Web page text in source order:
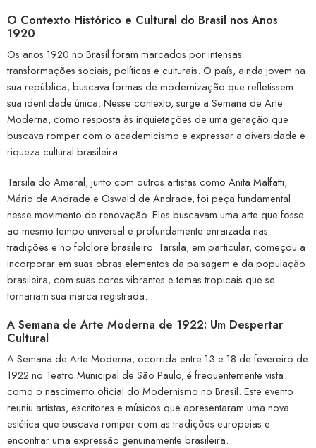
O Contexto Histórico e Cultural do Brasil nos Anos
1920
Os anos 1920 no Brasil foram marcados por intensas
transformações sociais, políticas e culturais. O país, ainda jovem na
sua república, buscava formas de modernização que refletissem
sua identidade única. Nesse contexto, surge a Semana de Arte
Moderna, como resposta às inquietações de uma geração que
buscava romper com o academicismo e expressar a diversidade e
riqueza cultural brasileira.
Tarsila do Amaral, junto com outros artistas como Anita Malfatti,
Mário de Andrade e Oswald de Andrade, foi peça fundamental
nesse movimento de renovação. Eles buscavam uma arte que fosse
ao mesmo tempo universal e profundamente enraizada nas
tradições e no folclore brasileiro. Tarsila, em particular, começou a
incorporar em suas obras elementos da paisagem e da população
brasileira, com suas cores vibrantes e temas tropicais que se
tornariam sua marca registrada.
A Semana de Arte Moderna de 1922: Um Despertar
Cultural
A Semana de Arte Moderna, ocorrida entre 13 e 18 de fevereiro de
1922 no Teatro Municipal de São Paulo, é frequentemente vista
como o nascimento oficial do Modernismo no Brasil. Este evento
reuniu artistas, escritores e músicos que apresentaram uma nova
estética que buscava romper com as tradições europeias e
encontrar uma expressão genuinamente brasileira.